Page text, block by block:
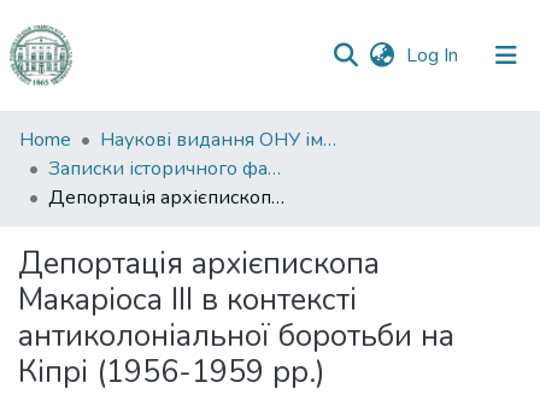
Log In (current)
Communities
&
Collections
Statistics
Home
Наукові видання ОНУ імені І. І. Мечникова
Записки історичного факультету
Депортація архієпископа Макаріоса ІІІ в контексті антиколоніальної боротьби на Кіпрі (1956-1959 рр.)
Депортація архієпископа
Макаріоса ІІІ в контексті
антиколоніальної боротьби на
Кіпрі (1956-1959 рр.)